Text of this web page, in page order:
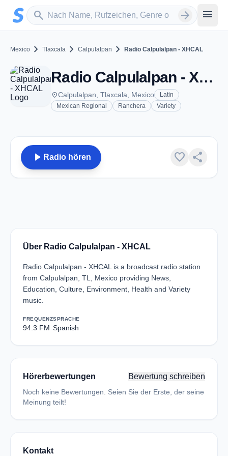
Zum Hauptinhalt springen
search
Sender suchen arrow_forward menu
Mexico chevron_right Tlaxcala chevron_right Calpulalpan chevron_right Radio Calpulalpan - XHCAL
Radio Calpulalpan - XHCAL - FM 94.3 - Calpulalpan, TL
placeCalpulalpan, Tlaxcala, Mexico
Latin
Mexican Regional
Ranchera Variety
play_arrow Radio hören favorite share
Über Radio Calpulalpan - XHCAL
Radio Calpulalpan - XHCAL is a broadcast radio station
from Calpulalpan, TL, Mexico providing News,
Education, Culture, Environment, Health and Variety
music.
FREQUENZ
94.3 FM
SPRACHE
Spanish
Hörerbewertungen Bewertung schreiben
Noch keine Bewertungen. Seien Sie der Erste, der seine
Meinung teilt!
Kontakt